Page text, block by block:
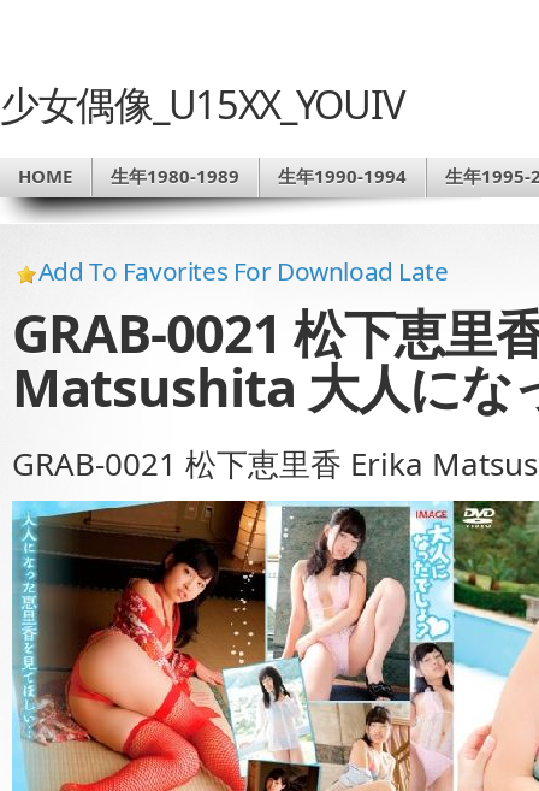
少女偶像_U15XX_YOUIV
HOME 生年1980-1989 生年1990-1994 生年1995-
Add To Favorites For Download Late
GRAB-0021 松下恵里
Matsushita 大人にな
GRAB-0021 松下恵里香 Erika